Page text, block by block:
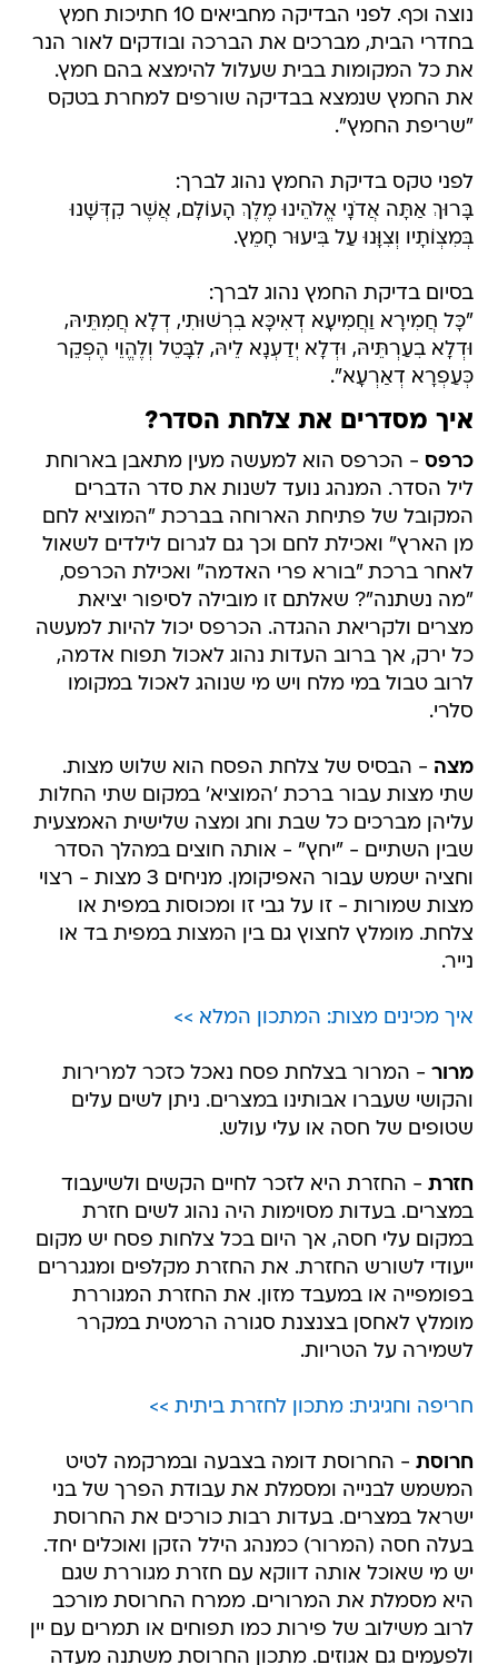
נוצה וכף. לפני הבדיקה מחביאים 10 חתיכות חמץ
בחדרי הבית, מברכים את הברכה ובודקים לאור הנר
את כל המקומות בבית שעלול להימצא בהם חמץ.
את החמץ שנמצא בבדיקה שורפים למחרת בטקס
"שריפת החמץ".
לפני טקס בדיקת החמץ נהוג לברך:
בָּרוּךְ אַתָּה אֲדֹנָי אֱלֹהֵינוּ מֶלֶךְ הָעוֹלָם, אֲשֶׁר קִדְּשָׁנוּ
בְּמִצְוֹתָיו וְצִוָּנוּ עַל בִּיעוּר חָמֵץ.
בסיום בדיקת החמץ נהוג לברך:
"כָּל חֲמִירָא וַחֲמִיעָא דְאִיכָּא בִרְשׁוּתִי, דְלָא חֲמִתֵּיהּ,
וּדְלָא בִעַרְתֵּיהּ, וּדְלָא יְדַעְנָא לֵיהּ, לִבָּטֵל וְלֶהֱוֵי הֶפְקֵר
כְּעַפְרָא דְאַרְעָא".
איך מסדרים את צלחת הסדר?
כרפס - הכרפס הוא למעשה מעין מתאבן בארוחת
ליל הסדר. המנהג נועד לשנות את סדר הדברים
המקובל של פתיחת הארוחה בברכת "המוציא לחם
מן הארץ" ואכילת לחם וכך גם לגרום לילדים לשאול
לאחר ברכת "בורא פרי האדמה" ואכילת הכרפס,
"מה נשתנה"? שאלתם זו מובילה לסיפור יציאת
מצרים ולקריאת ההגדה. הכרפס יכול להיות למעשה
כל ירק, אך ברוב העדות נהוג לאכול תפוח אדמה,
לרוב טבול במי מלח ויש מי שנוהג לאכול במקומו
סלרי.
מצה - הבסיס של צלחת הפסח הוא שלוש מצות.
שתי מצות עבור ברכת 'המוציא' במקום שתי החלות
עליהן מברכים כל שבת וחג ומצה שלישית האמצעית
שבין השתיים - "יחץ" - אותה חוצים במהלך הסדר
וחציה ישמש עבור האפיקומן. מניחים 3 מצות - רצוי
מצות שמורות - זו על גבי זו ומכוסות במפית או
צלחת. מומלץ לחצוץ גם בין המצות במפית בד או
נייר.
איך מכינים מצות: המתכון המלא >>
מרור - המרור בצלחת פסח נאכל כזכר למרירות
והקושי שעברו אבותינו במצרים. ניתן לשים עלים
שטופים של חסה או עלי עולש.
חזרת - החזרת היא לזכר לחיים הקשים ולשיעבוד
במצרים. בעדות מסוימות היה נהוג לשים חזרת
במקום עלי חסה, אך היום בכל צלחות פסח יש מקום
ייעודי לשורש החזרת. את החזרת מקלפים ומגגררים
בפומפייה או במעבד מזון. את החזרת המגוררת
מומלץ לאחסן בצנצנת סגורה הרמטית במקרר
לשמירה על הטריות.
חריפה וחגיגית: מתכון לחזרת ביתית >>
חרוסת - החרוסת דומה בצבעה ובמרקמה לטיט
המשמש לבנייה ומסמלת את עבודת הפרך של בני
ישראל במצרים. בעדות רבות כורכים את החרוסת
בעלה חסה (המרור) כמנהג הילל הזקן ואוכלים יחד.
יש מי שאוכל אותה דווקא עם חזרת מגוררת שגם
היא מסמלת את המרורים. ממרח החרוסת מורכב
לרוב משילוב של פירות כמו תפוחים או תמרים עם יין
ולפעמים גם אגוזים. מתכון החרוסת משתנה מעדה